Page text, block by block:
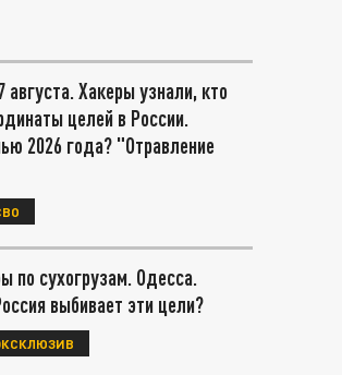
августа. Хакеры узнали, кто
целей в России.
2026 года? "Отравление
по сухогрузам. Одесса.
выбивает эти цели?